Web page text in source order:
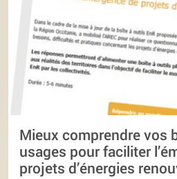
Mieux comprendre vos
usages pour faciliter
projets d’énergies